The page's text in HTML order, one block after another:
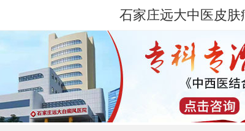
石家庄远大中医皮肤